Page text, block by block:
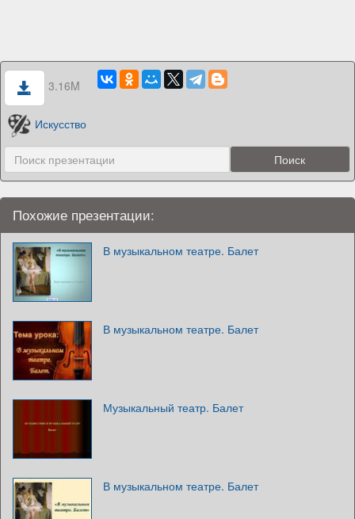
3.16M
Искусство
Похожие презентации:
В музыкальном театре. Балет
В музыкальном театре. Балет
Музыкальный театр. Балет
В музыкальном театре. Балет